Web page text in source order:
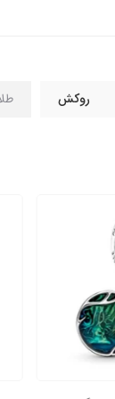
روکش طلا 14